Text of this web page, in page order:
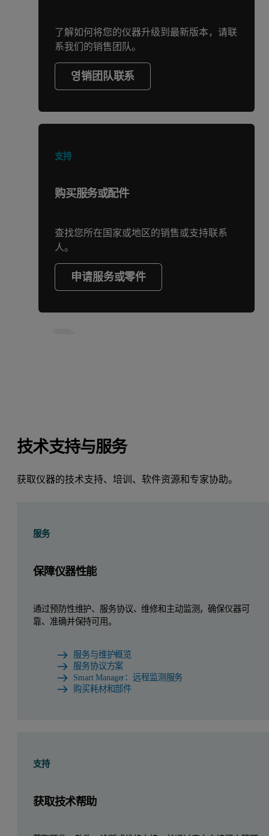
了解如何将您的仪器升级到最新版本，请联
系我们的销售团队。
영销团队联系
支持
购买服务或配件
查找您所在国家或地区的销售或支持联系
人。
申请服务或零件
技术支持与服务
获取仪器的技术支持、培训、软件资源和专家协助。
服务
保障仪器性能
通过预防性维护、服务协议、维修和主动监测，确保仪器可
靠、准确并保持可用。
服务与维护概览
服务协议方案
Smart Manager：远程监测服务
购买耗材和部件
支持
获取技术帮助